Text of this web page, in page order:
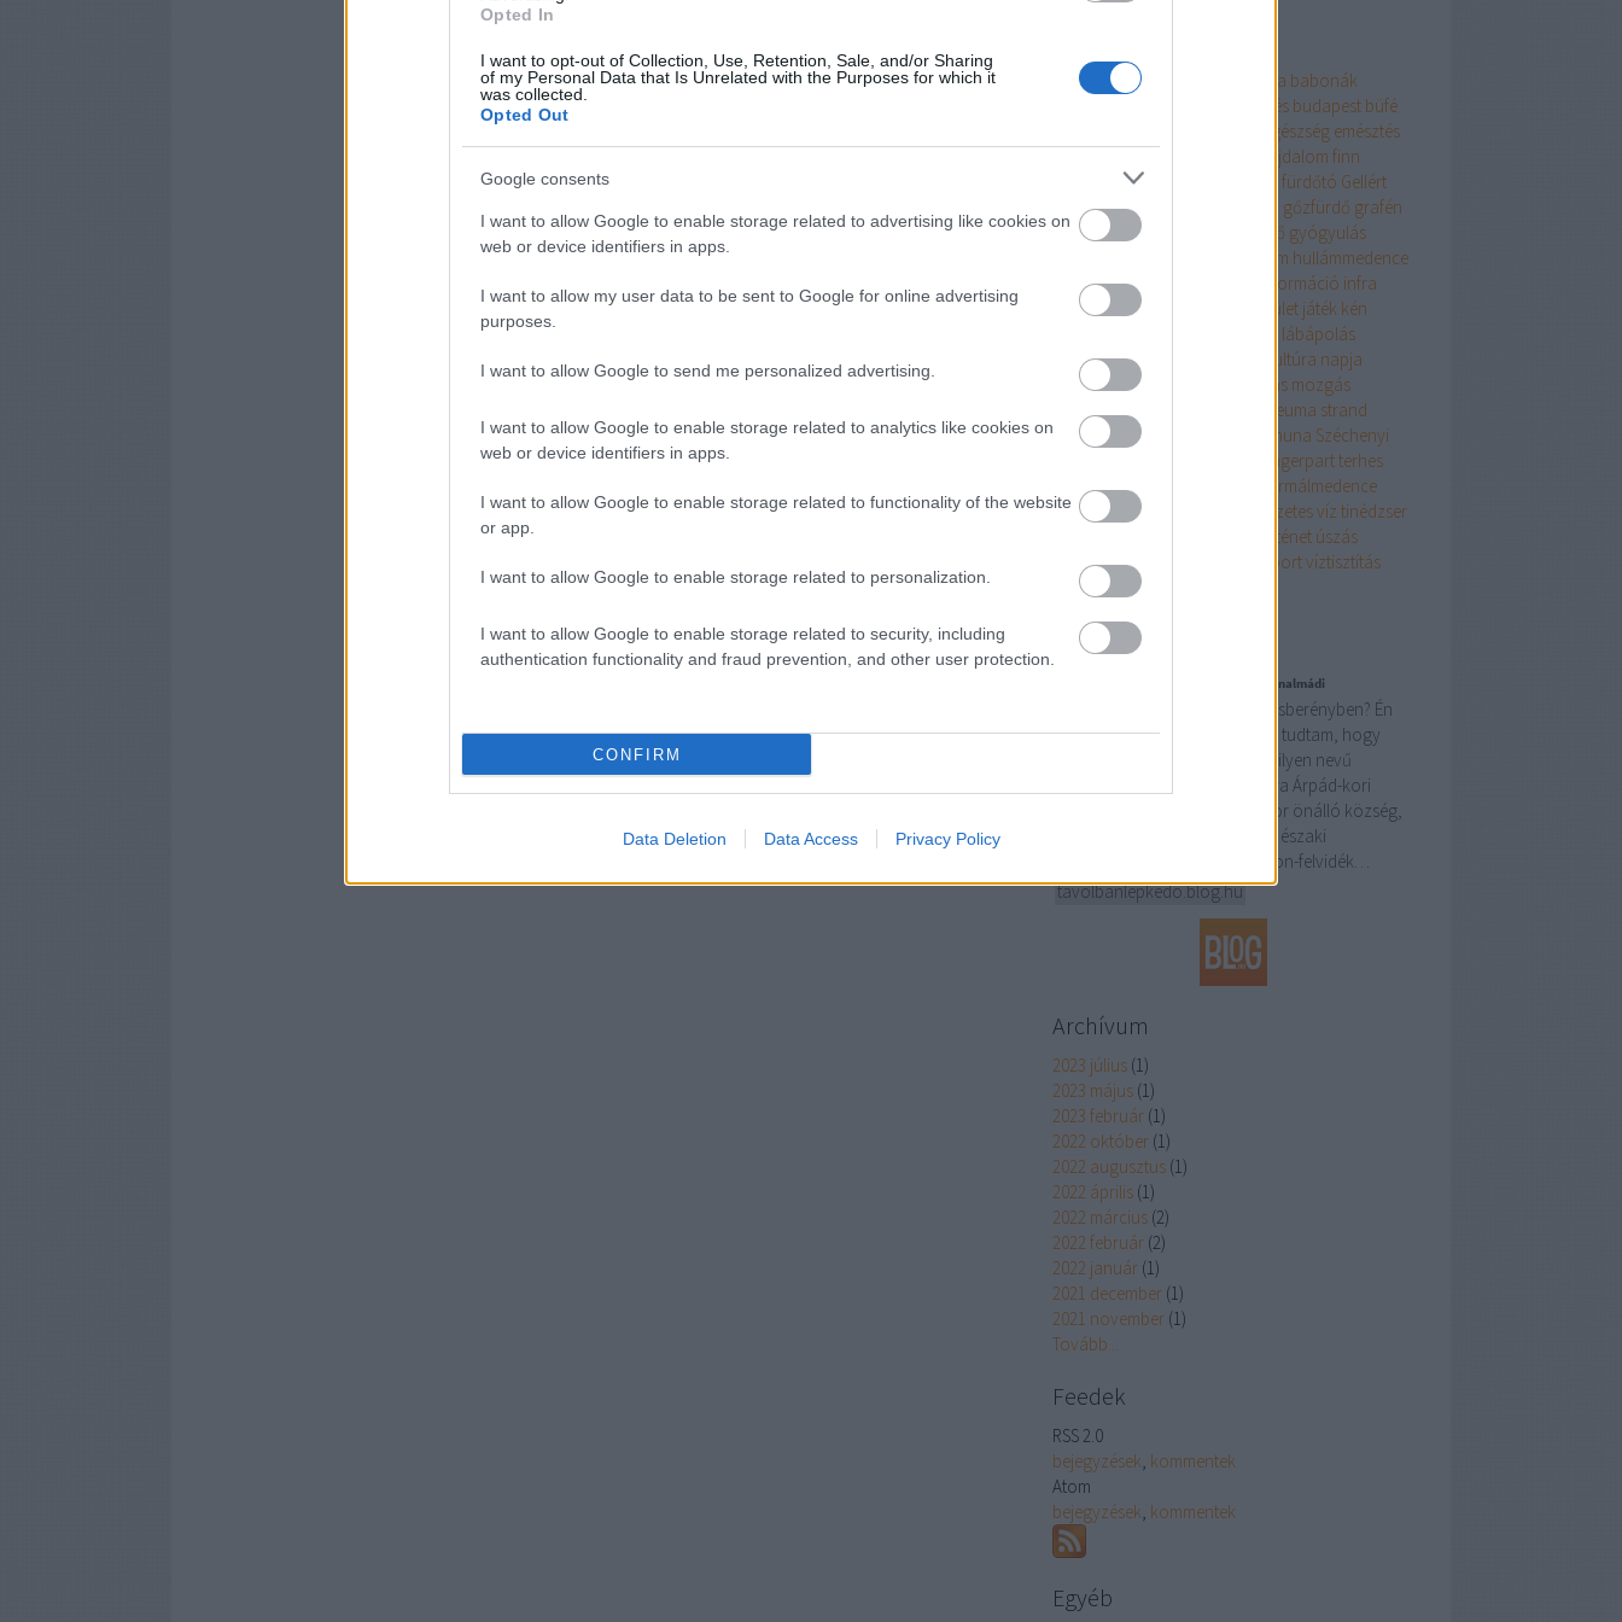
Opted In
I want to opt-out of Collection, Use, Retention, Sale, and/or Sharing
of my Personal Data that Is Unrelated with the Purposes for which it
was collected.
Opted Out
Google consents
I want to allow Google to enable storage related to advertising like cookies on
web or device identifiers in apps.
I want to allow my user data to be sent to Google for online advertising
purposes.
I want to allow Google to send me personalized advertising.
I want to allow Google to enable storage related to analytics like cookies on
web or device identifiers in apps.
I want to allow Google to enable storage related to functionality of the website
or app.
I want to allow Google to enable storage related to personalization.
I want to allow Google to enable storage related to security, including
authentication functionality and fraud prevention, and other user protection.
CONFIRM
Data Deletion Data Access Privacy Policy
adrenalin Afrika a víz világnapja babonák
betegségmegelőzés budapest büfé
egészség emésztés
fájdalom finn
fürdés fürdőtó Gellért
fürdőGellért hotel gőzfürdő grafén
gyerek
gyerekbarát gyógyfürdő gyógyulás
hullám hullámmedence
illemtan információ infra
szanua
iszap ízület játék kén
lábápolás
magyarország
magyar fürdőkultúra napja
masszázs
medence megtisztulás mozgás
napozásnyár reuma strand
strandok éjszakája
szanuna Széchenyi
tengerpartterhes
terhességtermál
termálmedence
termálvíz
termékenység természetes víz tinédzser
történet úszás
úszómester
vízisportvíztisztítás
wellness
Címkefelhő
Blogajánló
Erődített Református Templom, Balatonalmádi
Járt már közületek valaki Vörösberényben? Én
megmondom őszintén azt sem tudtam, hogy
létezik (valójában létezett) egy ilyen nevű
település. Vörösberény egy kora Árpád-kori
gyökerekkel rendelkező, egykor önálló község,
amely 1971 óta Balatonalmádi északi
városrészeként ismert. A Balaton-felvidék…
tavolbanlepkedo.blog.hu
Archívum
2023 július (1)
2023 május (1)
2023 február (1)
2022 október (1)
2022 augusztus (1)
2022 április (1)
2022 március (2)
2022 február (2)
2022 január (1)
2021 december (1)
2021 november (1)
Tovább...
Feedek
RSS 2.0
bejegyzések, kommentek
Atom
bejegyzések, kommentek
Egyéb